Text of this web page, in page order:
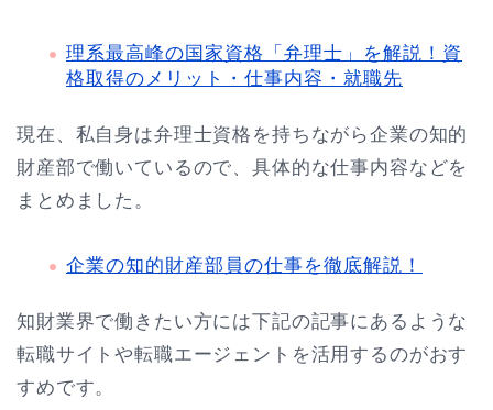
理系最高峰の国家資格「弁理士」を解説！資
格取得のメリット・仕事内容・就職先
現在、私自身は弁理士資格を持ちながら企業の知的
財産部で働いているので、具体的な仕事内容などを
まとめました。
企業の知的財産部員の仕事を徹底解説！
知財業界で働きたい方には下記の記事にあるような
転職サイトや転職エージェントを活用するのがおす
すめです。